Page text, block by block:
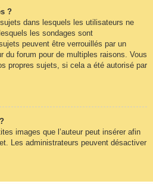
?
dans lesquels les utilisateurs ne
les sondages sont
peuvent être verrouillés par un
du forum pour de multiples raisons. Vous
propres sujets, si cela a été autorisé par
images que l’auteur peut insérer afin
Les administrateurs peuvent désactiver